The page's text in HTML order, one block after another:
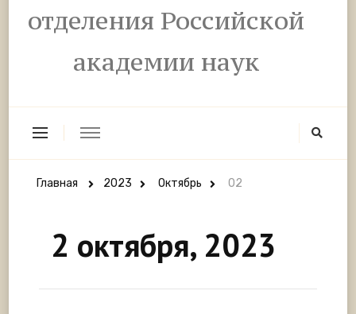
отделения Российской
академии наук
Главная 2023 Октябрь 02
2 октября, 2023